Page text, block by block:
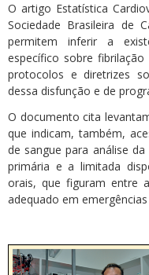
O artigo Estatística
Sociedade Brasileira de
permitem inferir a
específico sobre
protocolos e diretrizes
dessa disfunção e de
O documento cita
que indicam, também,
de sangue para análise
primária e a limitada
orais, que figuram entre
adequado em